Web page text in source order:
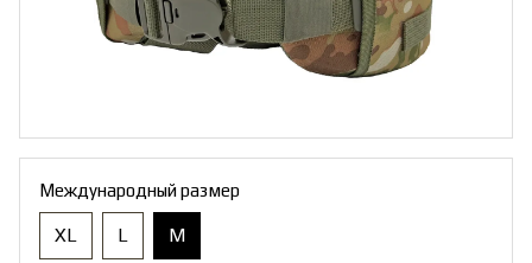
Международный размер
XL L M